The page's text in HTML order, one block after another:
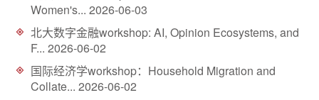
Women's... 2026-06-03
北大数字金融workshop: AI, Opinion Ecosystems, and
F... 2026-06-02
国际经济学workshop：Household Migration and
Collate... 2026-06-02